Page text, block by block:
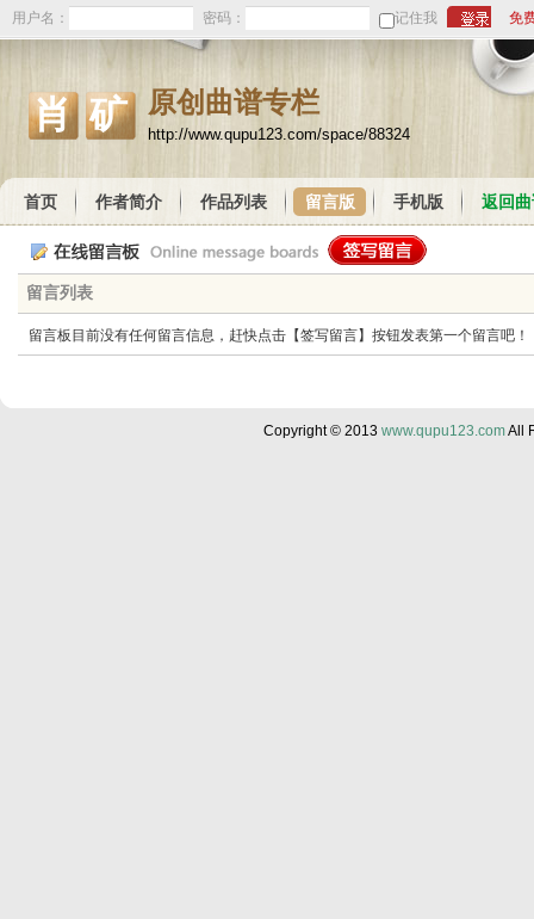
用户名： 密码： 记住我 免
肖矿 原创曲谱专栏
http://www.qupu123.com/space/88324
首页 作者简介 作品列表 留言版 手机版 返回
留言列表
留言板目前没有任何留言信息，赶快点击【签写留言】按钮发表第一个留言吧！
Copyright © 2013 www.qupu123.comAll